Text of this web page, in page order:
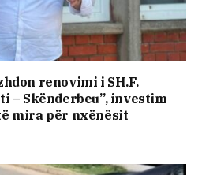
renovimi i SH.F.
– Skënderbeu”, investim
mira për nxënësit